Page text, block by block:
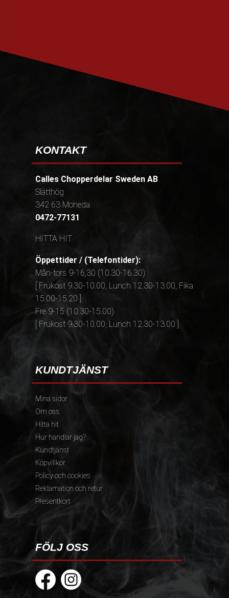
KONTAKT
Calles Chopperdelar Sweden AB
Slätthög
342 63 Moheda
0472-77131
HITTA HIT
Öppettider / (Telefontider):
Mån-tors 9-16,30 (10.30-16.30)
[ Frukost 9.30-10.00, Lunch 12.30-13.00, Fika
15.00-15.20 ]
Fre 9-15 (10.30-15.00)
[ Frukost 9.30-10.00, Lunch 12.30-13.00 ]
KUNDTJÄNST
Mina sidor
Om oss
Hitta hit
Hur handlar jag?
Kundtjänst
Köpvillkor
Policy och cookies
Reklamation och retur
Presentkort
FÖLJ OSS